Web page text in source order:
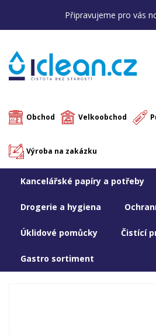
Připravujeme pro vás
Obchod Velkoobchod
Výroba na zakázku
Kancelářské papíry a potřeby
Drogerie a hygiena
Úklidové pomůcky Čistící
Gastro sortiment